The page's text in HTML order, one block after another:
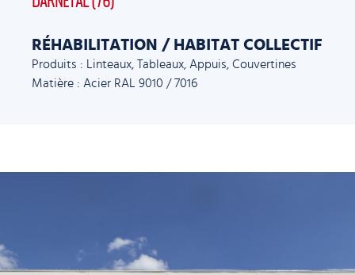
RÉHABILITATION / HABITAT COLLECTIF
Produits : Linteaux, Tableaux, Appuis, Couvertines
Matière : Acier RAL 9010 / 7016